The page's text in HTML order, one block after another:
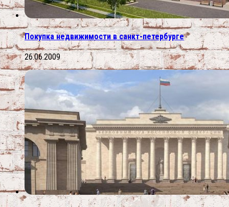
Покупка недвижимости в санкт-петербурге
26.06.2009